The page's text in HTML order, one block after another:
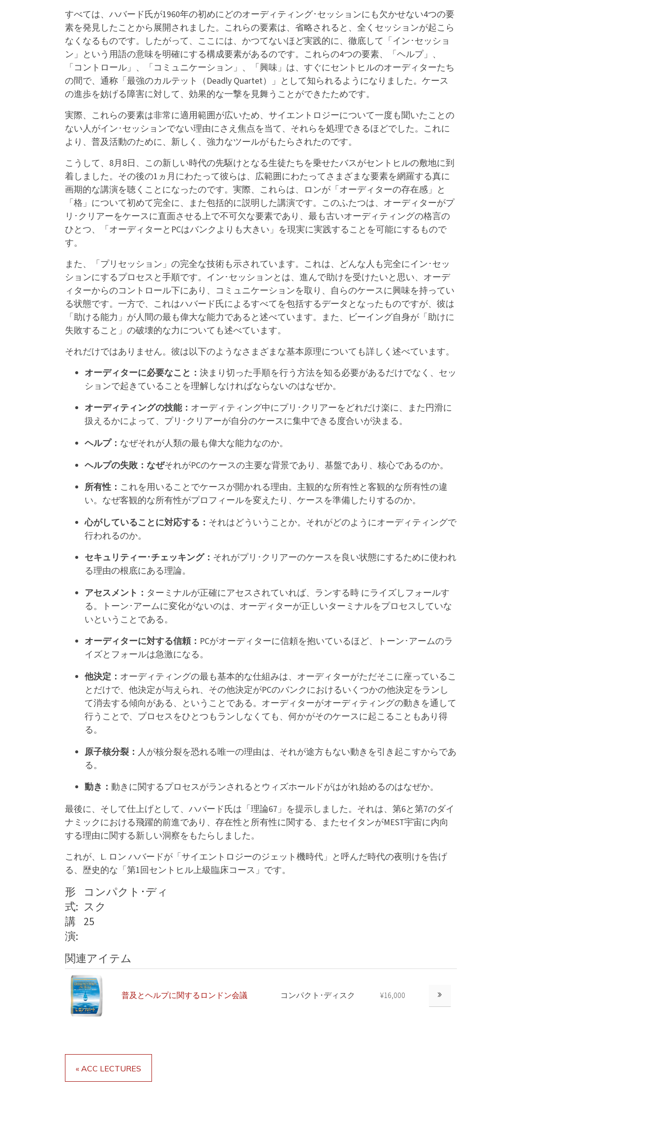
すべては、ハバード氏が1960年の初めにどのオーディティング･セッションにも欠かせない4つの要
素を発見したことから展開されました。これらの要素は、省略されると、全くセッションが起こら
なくなるものです。したがって、ここには、かつてないほど実践的に、徹底して「イン･セッショ
ン」という用語の意味を明確にする構成要素があるのです。これらの4つの要素、「ヘルプ」、
「コントロール」、「コミュニケーション」、「興味」は、すぐにセントヒルのオーディターたち
の間で、通称「最強のカルテット（Deadly Quartet）」として知られるようになりました。ケース
の進歩を妨げる障害に対して、効果的な一撃を見舞うことができたためです。
実際、これらの要素は非常に適用範囲が広いため、サイエントロジーについて一度も聞いたことの
ない人がイン･セッションでない理由にさえ焦点を当て、それらを処理できるほどでした。これに
より、普及活動のために、新しく、強力なツールがもたらされたのです。
こうして、8月8日、この新しい時代の先駆けとなる生徒たちを乗せたバスがセントヒルの敷地に到
着しました。その後の1ヵ月にわたって彼らは、広範囲にわたってさまざまな要素を網羅する真に
画期的な講演を聴くことになったのです。実際、これらは、ロンが「オーディターの存在感」と
「格」について初めて完全に、また包括的に説明した講演です。このふたつは、オーディターがプ
リ･クリアーをケースに直面させる上で不可欠な要素であり、最も古いオーディティングの格言の
ひとつ、「オーディターとPCはバンクよりも大きい」を現実に実践することを可能にするもので
す。
また、「プリセッション」の完全な技術も示されています。これは、どんな人も完全にイン･セッ
ションにするプロセスと手順です。イン･セッションとは、進んで助けを受けたいと思い、オーデ
ィターからのコントロール下にあり、コミュニケーションを取り、自らのケースに興味を持ってい
る状態です。 一方で、これはハバード氏によるすべてを包括するデータとなったものですが、彼は
「助ける能力」が人間の最も偉大な能力であると述べています。 また、ビーイング自身が「助けに
失敗すること」の破壊的な力についても述べています。
それだけではありません。彼は以下のようなさまざまな基本原理についても詳しく述べています。
オーディターに必要なこと： 決まり切った手順を行う方法を知る必要があるだけでなく、セッ
ションで起きていることを理解しなければならないのはなぜか。
オーディティングの技能： オーディティング中にプリ･クリアーをどれだけ楽に、また円滑に
扱えるかによって、プリ･クリアーが自分のケースに集中できる度合いが決まる。
ヘルプ： なぜそれが人類の最も偉大な能力なのか。
ヘルプの失敗：なぜそれがPCのケースの主要な背景であり、基盤であり、核心であるのか。
所有性： これを用いることでケースが開かれる理由。主観的な所有性と客観的な所有性の違
い。なぜ客観的な所有性がプロフィールを変えたり、ケースを準備したりするのか。
心がしていることに対応する： それはどういうことか。それがどのようにオーディティングで
行われるのか。
セキュリティー･チェッキング： それがプリ･クリアーのケースを良い状態にするために使われ
る理由の根底にある理論。
アセスメント： ターミナルが正確にアセスされていれば、ランする時 にライズしフォールす
る。
トーン･アームに変化がないのは、オーディターが正しいターミナルをプロセスしていな
いということである。
オーディターに対する信頼： PCがオーディターに信頼を抱いているほど、トーン･アームのラ
イズとフォールは急激になる。
他決定： オーディティングの最も基本的な仕組みは、オーディターがただそこに座っているこ
とだけで、他決定が与えられ、その他決定がPCのバンクにおけるいくつかの他決定をランし
て消去する傾向がある、ということである。 オーディターがオーディティングの動きを通して
行うことで、プロセスをひとつもランしなくても、何かがそのケースに起こることもあり得
る。
原子核分裂： 人が核分裂を恐れる唯一の理由は、それが途方もない動きを引き起こすからであ
る。
動き： 動きに関するプロセスがランされるとウィズホールドがはがれ始めるのはなぜか。
最後に、そして仕上げとして、ハバード氏は「理論67」を提示しました。それは、第6と第7のダイ
ナミックにおける飛躍的前進であり、存在性と所有性に関する、またセイタンがMEST宇宙に内向
する理由に関する新しい洞察をもたらしました。
これが、L. ロン ハバードが「サイエントロジーのジェット機時代」と呼んだ時代の夜明けを告げ
る、歴史的な「第1回セントヒル上級臨床コース」です。
形
式:
コンパクト･ディ
スク
講
演:
25
関連アイテム
普及とヘルプに関するロンドン会議 コンパクト･ディスク ¥16,000
« ACC LECTURES